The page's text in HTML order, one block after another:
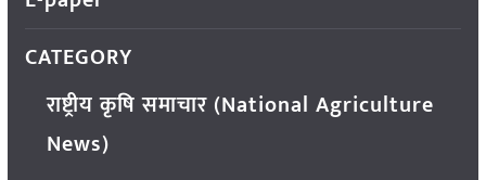
CATEGORY
राष्ट्रीय कृषि समाचार (National Agriculture
News)